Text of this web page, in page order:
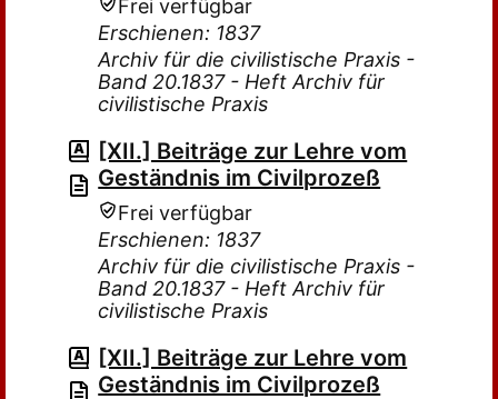
Frei verfügbar
Erschienen: 1837
Archiv für die civilistische Praxis -
Band 20.1837 - Heft Archiv für
civilistische Praxis
[XII.] Beiträge zur Lehre vom
Geständnis im Civilprozeß
Frei verfügbar
Erschienen: 1837
Archiv für die civilistische Praxis -
Band 20.1837 - Heft Archiv für
civilistische Praxis
[XII.] Beiträge zur Lehre vom
Geständnis im Civilprozeß